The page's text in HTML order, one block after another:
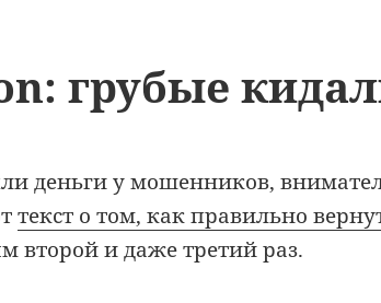
грубые
деньги у мошенников,
текст о том, как правильно
второй и даже третий раз.